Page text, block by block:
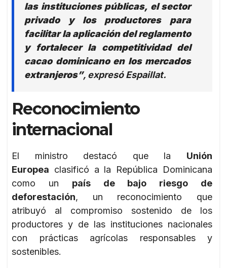
las instituciones públicas, el sector
privado y los productores para
facilitar la aplicación del reglamento
y fortalecer la competitividad del
cacao dominicano en los mercados
extranjeros”, expresó Espaillat.
Reconocimiento
internacional
El ministro destacó que la Unión
Europea clasificó a la República Dominicana
como un país de bajo riesgo de
deforestación, un reconocimiento que
atribuyó al compromiso sostenido de los
productores y de las instituciones nacionales
con prácticas agrícolas responsables y
sostenibles.